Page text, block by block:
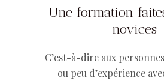
Une formation
novices
C’est-à-dire aux
ou peu d’expérience